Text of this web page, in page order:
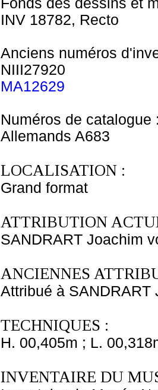
Fonds des dessins et
INV 18782, Recto
Anciens numéros
NIII27920
MA12629
Numéros de catalogue
Allemands A683
LOCALISATION :
Grand format
ATTRIBUTION
SANDRART Joachim
ANCIENNES
Attribué à
TECHNIQUES :
H. 00,405m ; L.
INVENTAIRE DU